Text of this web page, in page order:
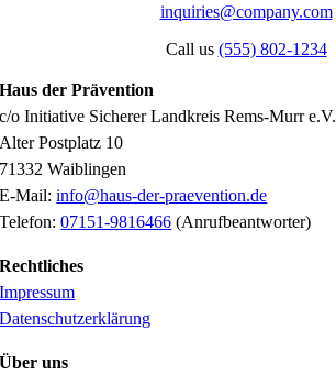
inquiries@company.com
Call us (555) 802-1234
Haus der Prävention
c/o Initiative Sicherer Landkreis Rems-Murr e.V.
Alter Postplatz 10
71332 Waiblingen
E-Mail:info@haus-der-praevention.de
Telefon:07151-9816466 (Anrufbeantworter)
Rechtliches
Impressum
Datenschutzerklärung
Über uns